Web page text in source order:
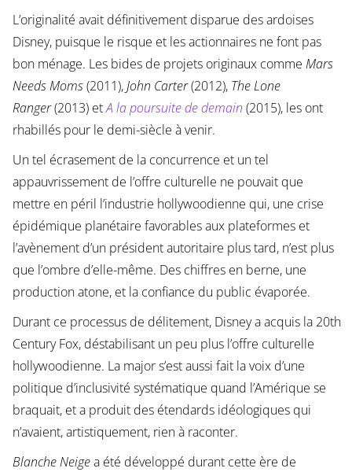
L’originalité avait définitivement disparue des ardoises
Disney, puisque le risque et les actionnaires ne font pas
bon ménage. Les bides de projets originaux comme Mars
Needs Moms(2011),John Carter(2012), The Lone
Ranger(2013) etA la poursuite de demain (2015), les ont
rhabillés pour le demi-siècle à venir.
Un tel écrasement de la concurrence et un tel
appauvrissement de l’offre culturelle ne pouvait que
mettre en péril l’industrie hollywoodienne qui, une crise
épidémique planétaire favorables aux plateformes et
l’avènement d’un président autoritaire plus tard, n’est plus
que l’ombre d’elle-même. Des chiffres en berne, une
production atone, et la confiance du public évaporée.
Durant ce processus de délitement, Disney a acquis la 20th
Century Fox, déstabilisant un peu plus l’offre culturelle
hollywoodienne. La major s’est aussi fait la voix d’une
politique d’inclusivité systématique quand l’Amérique se
braquait, et a produit des étendards idéologiques qui
n’avaient, artistiquement, rien à raconter.
Blanche Neigea été développé durant cette ère de